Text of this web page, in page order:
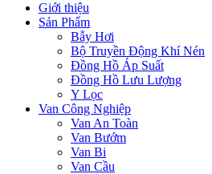
Giới thiệu
Sản Phẩm
Bẫy Hơi
Bộ Truyền Động Khí Nén
Đồng Hồ Áp Suất
Đồng Hồ Lưu Lượng
Y Lọc
Van Công Nghiệp
Van An Toàn
Van Bướm
Van Bi
Van Cầu